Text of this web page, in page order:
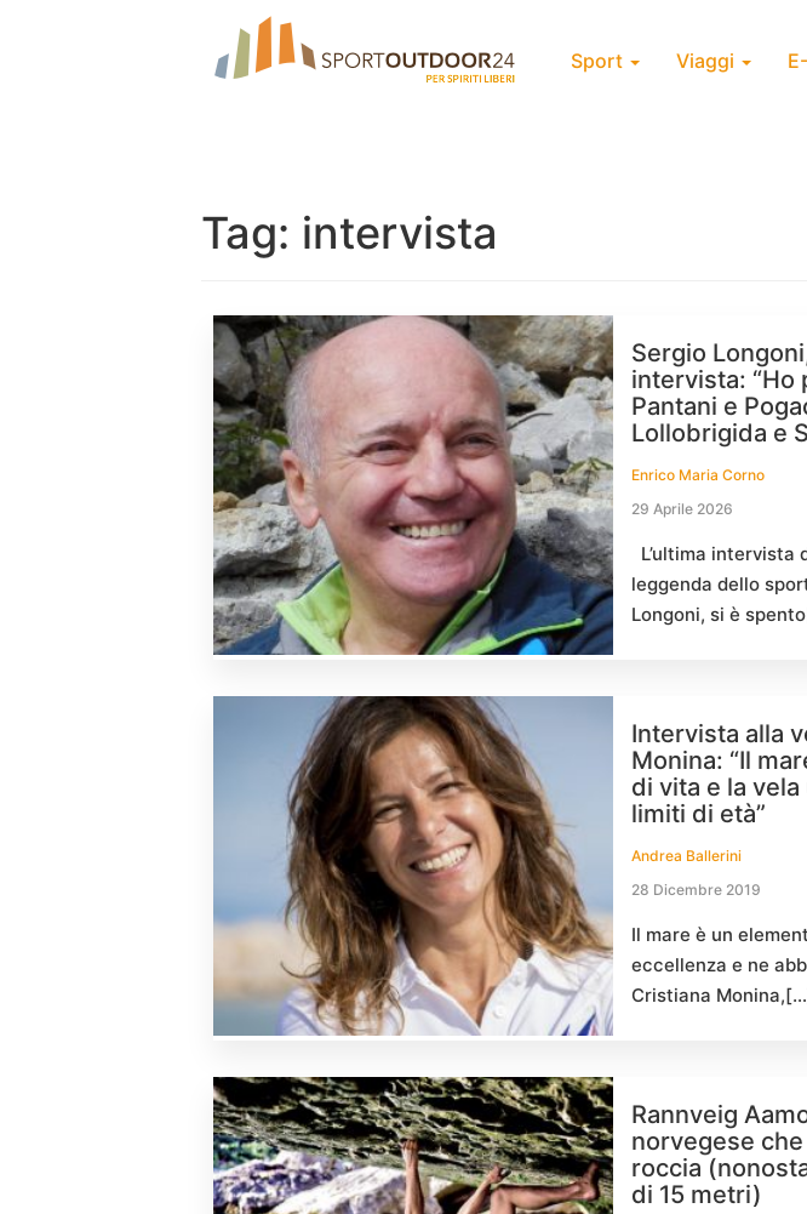
Sport Viaggi
Tag: intervista
Sergio
intervista: “Ho
Pantani e
Lollobrigida e
Enrico Maria Corno
29 Aprile 2026
L’ultima intervista
leggenda dello
Longoni, si è
Intervista alla
Monina: “Il
di vita e la
limiti di età”
Andrea Ballerini
28 Dicembre 2019
Il mare è un
eccellenza e ne
Cristiana
Rannveig
norvegese
roccia
di 15 metri)